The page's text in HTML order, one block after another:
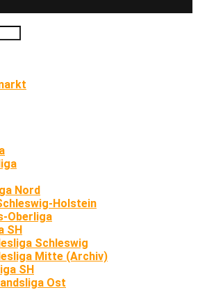
Nord
Holstein
Oberliga
SH
Schleswig
Mitte (Archiv)
SH
Ost